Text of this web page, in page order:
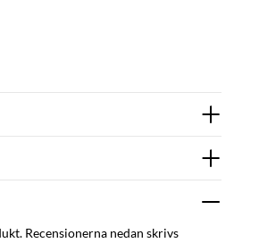
Recensionerna nedan skrivs